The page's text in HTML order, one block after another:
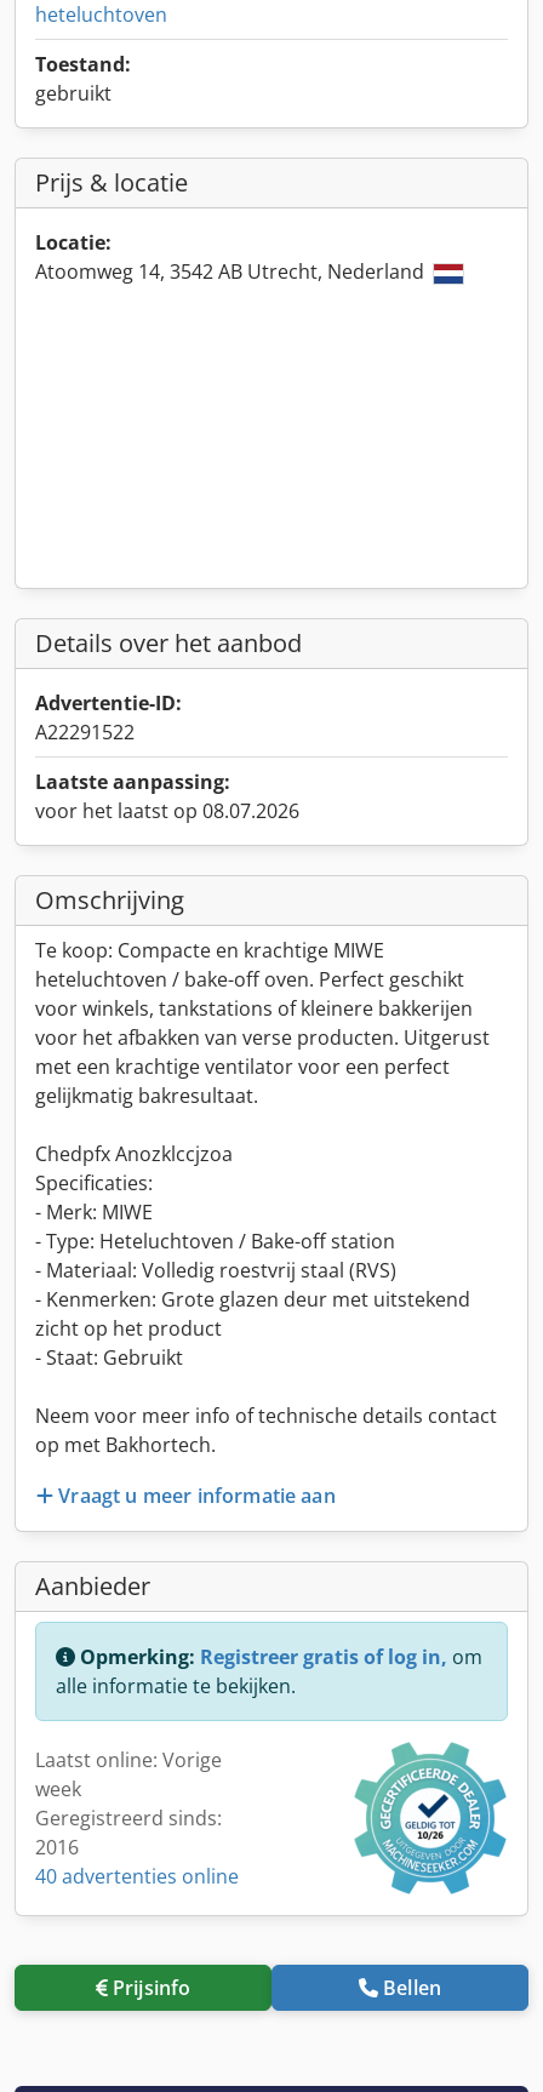
heteluchtoven
Toestand:
gebruikt
Prijs & locatie
Locatie:
Atoomweg 14, 3542 AB Utrecht, Nederland
Details over het aanbod
Advertentie-ID:
A22291522
Laatste aanpassing:
voor het laatst op 08.07.2026
Omschrijving
Te koop: Compacte en krachtige MIWE
heteluchtoven / bake-off oven. Perfect geschikt
voor winkels, tankstations of kleinere bakkerijen
voor het afbakken van verse producten. Uitgerust
met een krachtige ventilator voor een perfect
gelijkmatig bakresultaat.
Chedpfx Anozklccjzoa
Specificaties:
- Merk: MIWE
- Type: Heteluchtoven / Bake-off station
- Materiaal: Volledig roestvrij staal (RVS)
- Kenmerken: Grote glazen deur met uitstekend
zicht op het product
- Staat: Gebruikt
Neem voor meer info of technische details contact
op met Bakhortech.
Vraagt u meer informatie aan
Aanbieder
Opmerking: Registreer gratis of log in, om
alle informatie te bekijken.
Laatst online: Vorige
week
Geregistreerd sinds:
2016
40 advertenties online
Prijsinfo Bellen